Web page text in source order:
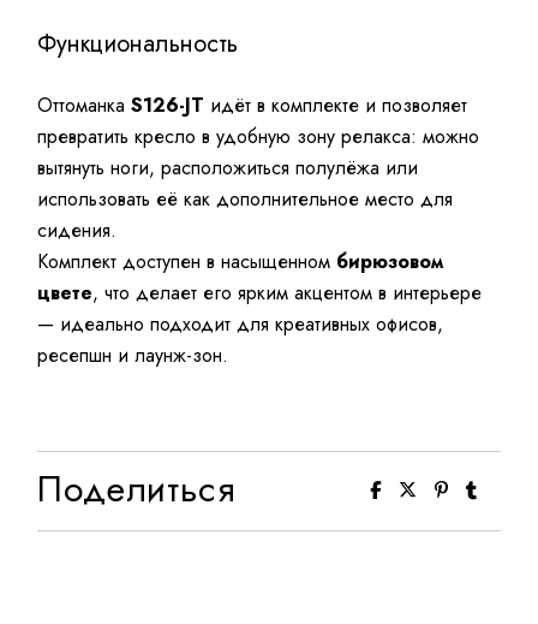
Функциональность
ОттоманкаS126-JT идёт в комплекте и позволяет
превратить кресло в удобную зону релакса: можно
вытянуть ноги, расположиться полулёжа или
использовать её как дополнительное место для
сидения.
Комплект доступен в насыщенном бирюзовом
цвете, что делает его ярким акцентом в интерьере
— идеально подходит для креативных офисов,
ресепшн и лаунж-зон.
Поделиться